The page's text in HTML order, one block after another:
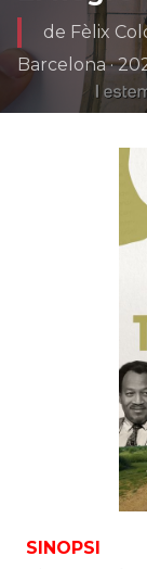
de Fèlix
Barcelona ·
SINOPSI